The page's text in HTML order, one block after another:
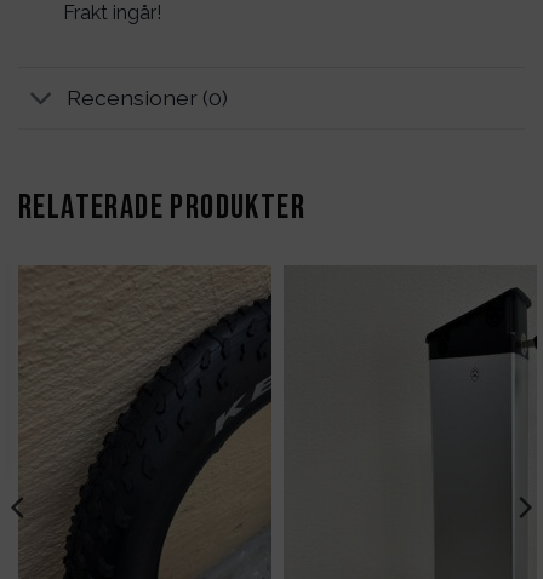
Frakt ingår!
Recensioner (0)
RELATERADE PRODUKTER